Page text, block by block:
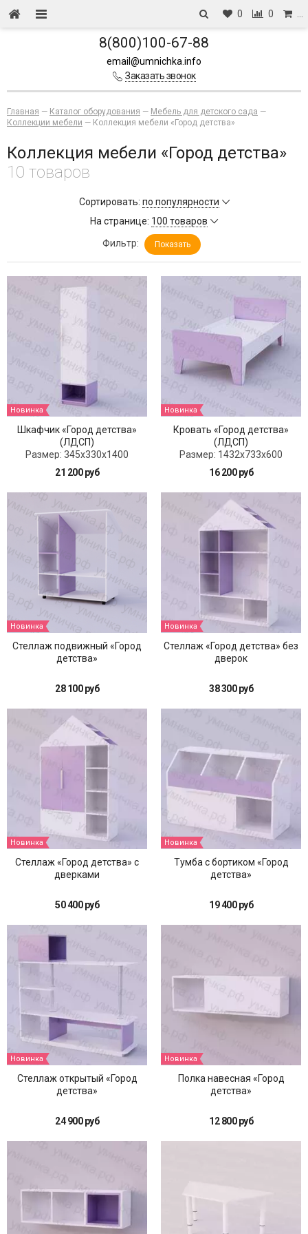
0 0
8(800)100-67-88
email@umnichka.info
Заказать звонок
Главная — Каталог оборудования — Мебель для детского сада —
Коллекции мебели — Коллекция мебели «Город детства»
Коллекция мебели «Город детства»
10 товаров
Сортировать: по популярности
На странице: 100 товаров
Фильтр: Показать
Новинка
Шкафчик «Город детства»
(ЛДСП)
Размер: 345x330x1400
21 200 руб
Новинка
Кровать «Город детства»
(ЛДСП)
Размер: 1432x733x600
16 200 руб
Новинка
Стеллаж подвижный «Город
детства»
28 100 руб
Новинка
Стеллаж «Город детства» без
дверок
38 300 руб
Новинка
Стеллаж «Город детства» с
дверками
50 400 руб
Новинка
Тумба с бортиком «Город
детства»
19 400 руб
Новинка
Стеллаж открытый «Город
детства»
24 900 руб
Новинка
Полка навесная «Город
детства»
12 800 руб